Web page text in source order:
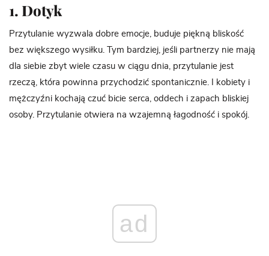
1. Dotyk
Przytulanie wyzwala dobre emocje, buduje piękną bliskość
bez większego wysiłku. Tym bardziej, jeśli partnerzy nie mają
dla siebie zbyt wiele czasu w ciągu dnia, przytulanie jest
rzeczą, która powinna przychodzić spontanicznie. I kobiety i
mężczyźni kochają czuć bicie serca, oddech i zapach bliskiej
osoby. Przytulanie otwiera na wzajemną łagodność i spokój.
ad